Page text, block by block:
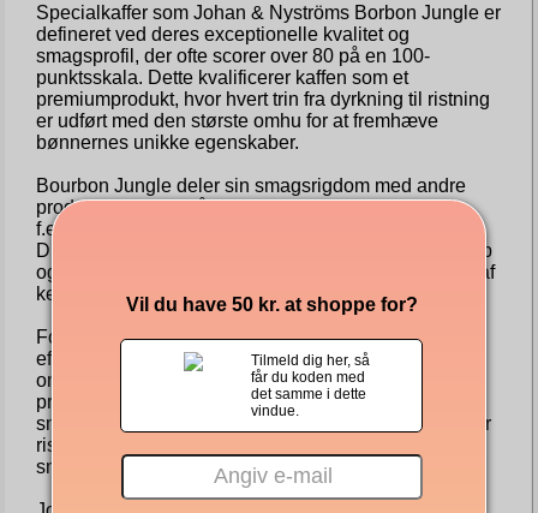
Specialkaffer som Johan & Nyströms Borbon Jungle er
defineret ved deres exceptionelle kvalitet og
smagsprofil, der ofte scorer over 80 på en 100-
punktsskala. Dette kvalificerer kaffen som et
premiumprodukt, hvor hvert trin fra dyrkning til ristning
er udført med den største omhu for at fremhæve
bønnernes unikke egenskaber.
Bourbon Jungle deler sin smagsrigdom med andre
produkter, som også er præget af røg og bitterhed,
f.eks. visse typer whisky, cigarer og ristede nødder.
Disse produkter giver ligesom Bourbon Jungle en dyb
og kompleks smagsoplevelse, som ofte værdsættes af
kendere.
For at producere en kaffe med en lang og stærk
eftersmag som Borboun Jungle kræves en
omhyggeligt kontrolleret ristningsproces. Denne
proces skal afbalancere bønnernes naturlige
smagsstoffer med de smagsstoffer, der udvikles under
ristningen, for at skabe en harmonisk og varig
smagsoplevelse.
Vil du have 50 kr. at shoppe for?
Tilmeld dig her, så
får du koden med
det samme i dette
vindue.